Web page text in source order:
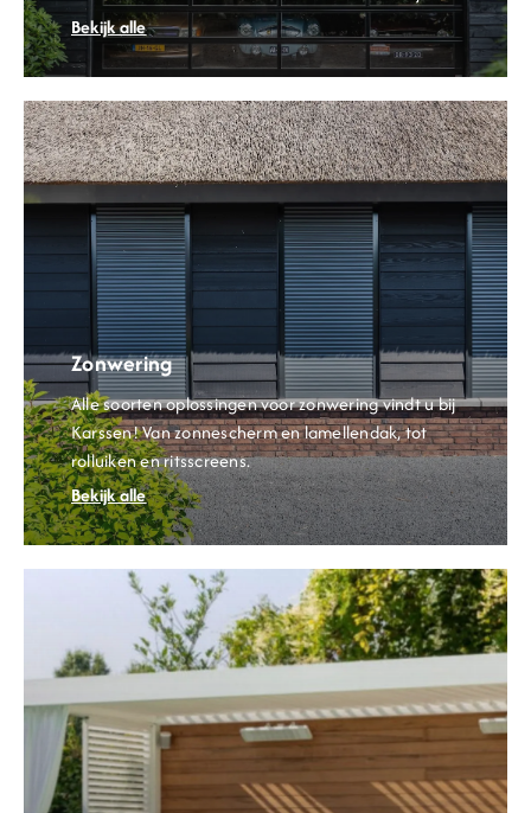
Bekijk alle
Zonwering
Alle soorten oplossingen voor zonwering vindt u bij
Karssen! Van zonnescherm enlamellendak, tot
rolluiken enritsscreens.
Bekijk alle